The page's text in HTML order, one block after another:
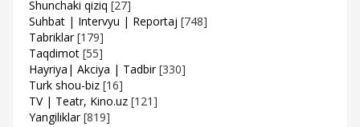
Shunchaki qiziq [27]
Suhbat | Intervyu | Reportaj [748]
Tabriklar [179]
Taqdimot [55]
Hayriya| Akciya | Tadbir [330]
Turk shou-biz [16]
TV | Teatr, Kino.uz [121]
Yangiliklar [819]